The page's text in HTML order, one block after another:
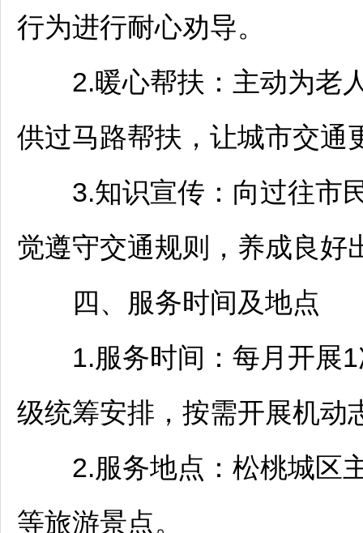
行为进行耐心劝导。
2.暖心帮扶：主动为老人
供过马路帮扶，让城市交通
3.知识宣传：向过往市民
觉遵守交通规则，养成良好
四、服务时间及地点
1.服务时间：每月开展1
级统筹安排，按需开展机动
2.服务地点： 松桃城区
等旅游景点。